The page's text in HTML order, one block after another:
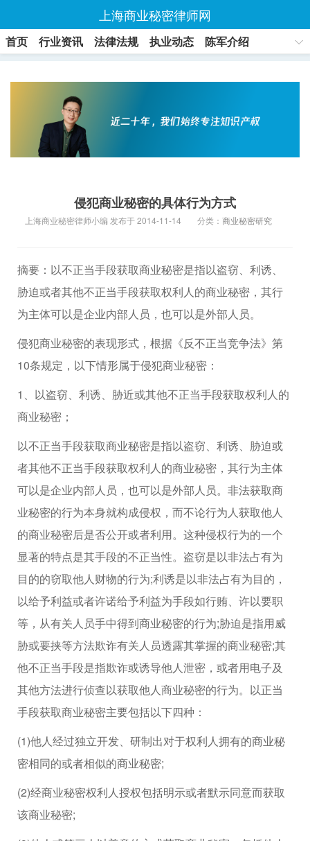
上海商业秘密律师网
首页 行业资讯 法律法规 执业动态
陈军介绍
侵犯商业秘密的具体行为方式
上海商业秘密律师小编 发布于 2014-11-14 分类： 商业秘密研究
摘要：以不正当手段获取商业秘密是指以盗窃、利诱、
胁迫或者其他不正当手段获取权利人的商业秘密，其行
为主体可以是企业内部人员，也可以是外部人员。
侵犯商业秘密的表现形式，根据《反不正当竞争法》第
10条规定，以下情形属于侵犯商业秘密：
1、以盗窃、利诱、胁近或其他不正当手段获取权利人的
商业秘密；
以不正当手段获取商业秘密是指以盗窃、利诱、胁迫或
者其他不正当手段获取权利人的商业秘密，其行为主体
可以是企业内部人员，也可以是外部人员。非法获取商
业秘密的行为本身就构成侵权，而不论行为人获取他人
的商业秘密后是否公开或者利用。这种侵权行为的一个
显著的特点是其手段的不正当性。盗窃是以非法占有为
目的的窃取他人财物的行为;利诱是以非法占有为目的，
以给予利益或者许诺给予利益为手段如行贿、许以要职
等，从有关人员手中得到商业秘密的行为;胁迫是指用威
胁或要挟等方法欺诈有关人员透露其掌握的商业秘密;其
他不正当手段是指欺诈或诱导他人泄密，或者用电子及
其他方法进行侦查以获取他人商业秘密的行为。以正当
手段获取商业秘密主要包括以下四种：
(1)他人经过独立开发、研制出对于权利人拥有的商业秘
密相同的或者相似的商业秘密;
(2)经商业秘密权利人授权包括明示或者默示同意而获取
该商业秘密;